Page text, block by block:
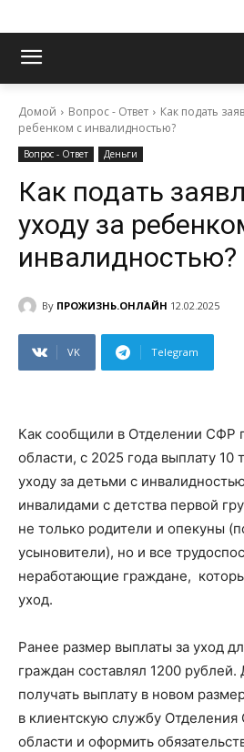
Домой Вопрос - Ответ
Как подать
ребенком с инвалидностью?
Вопрос - Ответ Деньги
Как подать
уходу за
инвалидностью?
By ПРОЖИЗНЬ.ОНЛАЙН 12.02.2025
VK Telegram
Как сообщили в Отделении СФР
области, с 2025 года выплату 10
уходу за детьми с
инвалидами с детства первой
не только родители и опекуны
усыновители), но и все
неработающие граждане,
уход.
Ранее размер выплаты за уход
граждан составлял 1200 рублей.
получать выплату в новом
в клиентскую службу
области и оформить